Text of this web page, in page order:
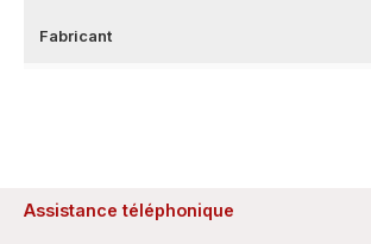
Fabricant
Assistance téléphonique